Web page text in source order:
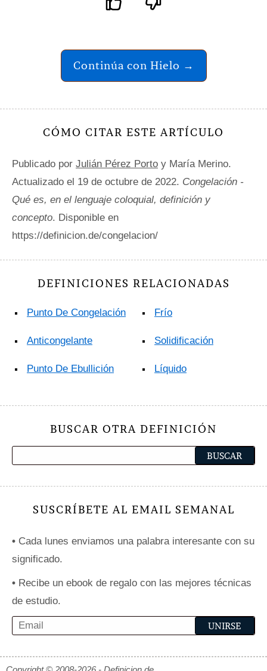
Continúa con Hielo →
CÓMO CITAR ESTE ARTÍCULO
Publicado por Julián Pérez Porto y María Merino.
Actualizado el 19 de octubre de 2022. Congelación -
Qué es, en el lenguaje coloquial, definición y
concepto. Disponible en
https://definicion.de/congelacion/
DEFINICIONES RELACIONADAS
Punto De Congelación
Anticongelante
Punto De Ebullición
Frío
Solidificación
Líquido
BUSCAR OTRA DEFINICIÓN
SUSCRÍBETE AL EMAIL SEMANAL
• Cada lunes enviamos una palabra interesante con su
significado.
• Recibe un ebook de regalo con las mejores técnicas
de estudio.